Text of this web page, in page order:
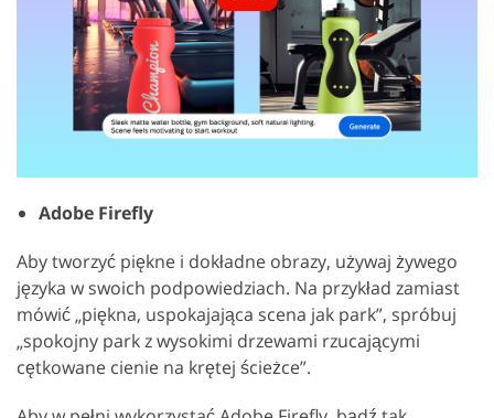
Adobe Firefly
Aby tworzyć piękne i dokładne obrazy, używaj żywego
języka w swoich podpowiedziach. Na przykład zamiast
mówić „piękna, uspokajająca scena jak park”, spróbuj
„spokojny park z wysokimi drzewami rzucającymi
cętkowane cienie na krętej ścieżce”.